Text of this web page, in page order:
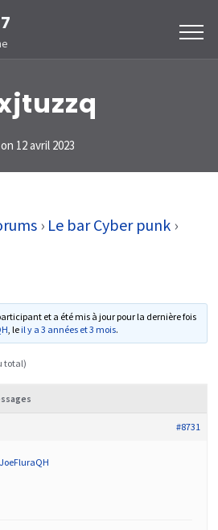
on 12 avril 2023
› Le bar Cyber punk ›
et a été mis à jour pour la dernière fois
, le il y a 3 années et 3 mois.
total)
#8731